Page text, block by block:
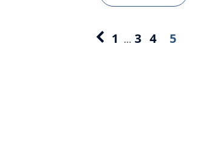
1 … 3 4 5